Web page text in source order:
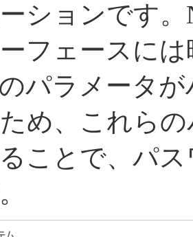
ションです
フェースに
パラメータ
め、これら
ことで、パ